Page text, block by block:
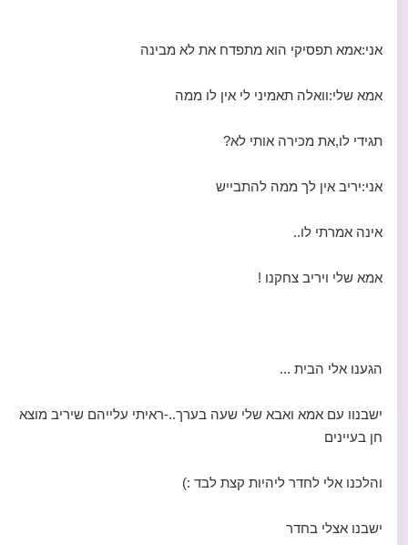
אני:אמא תפסיקי הוא מתפדח את לא מבינה
אמא שלי:וואלה תאמיני לי אין לו ממה
תגידי לו,את מכירה אותי לא?
אני:יריב אין לך ממה להתבייש
אינה אמרתי לו..
אמא שלי ויריב צחקנו !
הגענו אלי הבית ...
ישבנוו עם אמא ואבא שלי שעה בערך..-ראיתי עלייהם שיריב מוצא
חן בעיינים
והלכנו אלי לחדר ליהיות קצת לבד :)
ישבנו אצלי בחדר